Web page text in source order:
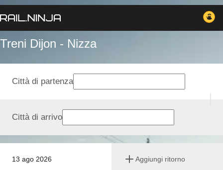
Treni Dijon - Nizza
13 ago 2026 Aggiungi ritorno
Città di partenza
Città di arrivo